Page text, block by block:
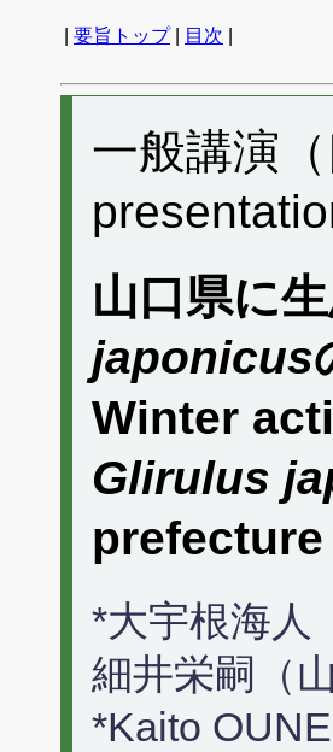
要旨トップ| 目次
一般講演
山口県に
japonicus
Winter
Glirulus
prefecture
*大宇根海人
細井栄嗣（
*Kaito